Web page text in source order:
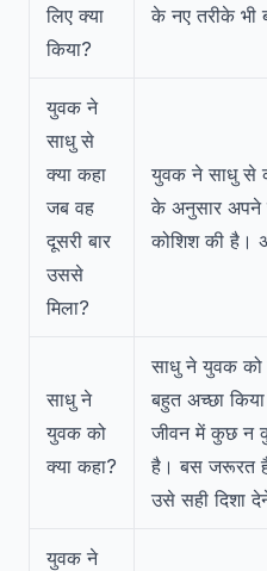
लिए क्या
किया?
के नए तरीके भी
युवक ने
साधु से
क्या कहा
जब वह
दूसरी बार
उससे
मिला?
युवक ने साधु से
के अनुसार अपने
कोशिश की है।
साधु ने
युवक को
क्या कहा?
साधु ने युवक
बहुत अच्छा
जीवन में कुछ न
है। बस जरूरत है
उसे सही दिशा
युवक ने